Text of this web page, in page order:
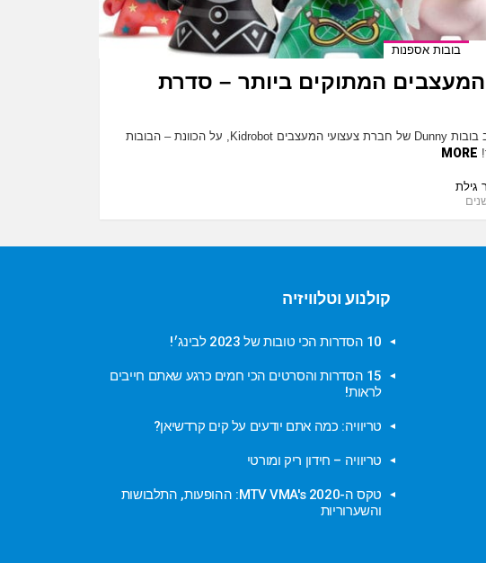
בובות אספנות
המעצבים המתוקים ביותר – סדרת
אספנות – מיטב בובות Dunny של חברת צעצועי המעצבים Kidrobot, על הכוונת – הבובות
MORE
גילת
קולנוע וטלוויזיה
10 הסדרות הכי טובות של 2023 לבינג׳!
15 הסדרות והסרטים הכי חמים כרגע שאתם חייבים
לראות!
טריוויה: כמה אתם יודעים על קים קרדשיאן?
טריוויה – חידון ריק ומורטי
טקס ה-MTV VMA's 2020: ההופעות, התלבושות
והשערוריות